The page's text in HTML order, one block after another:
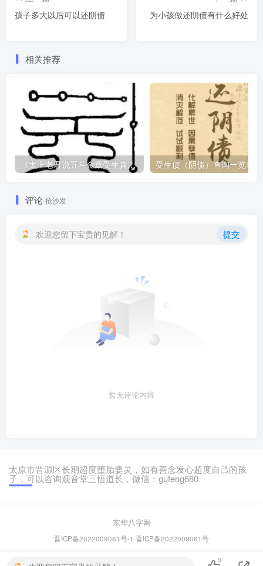
孩子多大以后可以还阴债
为小孩做还阴债有什么好处
相关推荐
《太上老君说五斗金章受生真经 》全文
评论 抢沙发
欢迎您留下宝贵的见解！ 提交
暂无评论内容
太原市晋源区长期超度堕胎婴灵，如有善念发心超度自己的孩
子，可以咨询观音堂三悟道长，微信：gufeng680
东华八字网
晋ICP备2022009061号-1 晋ICP备2022009061号
0